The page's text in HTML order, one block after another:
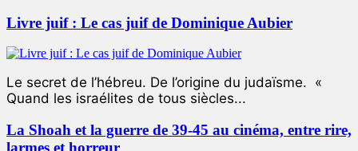
Livre juif : Le cas juif de Dominique Aubier
Le secret de l’hébreu. De l’origine du judaïsme. «
Quand les israélites de tous siècles...
La Shoah et la guerre de 39-45 au cinéma, entre rire,
larmes et horreur